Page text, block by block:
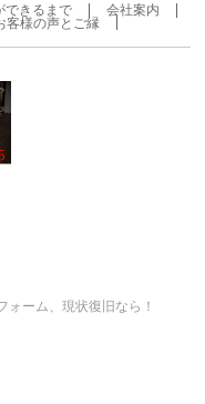
できるまで
会社案内
客様の声とご縁
ォーム、現状復旧なら！